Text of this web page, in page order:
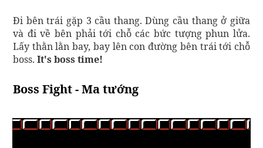
Đi bên trái gặp 3 cầu thang. Dùng cầu thang ở giữa
và đi về bên phải tới chỗ các bức tượng phun lửa.
Lấy thằn lằn bay, bay lên con đường bên trái tới chỗ
boss. It's boss time!
Boss Fight - Ma tướng